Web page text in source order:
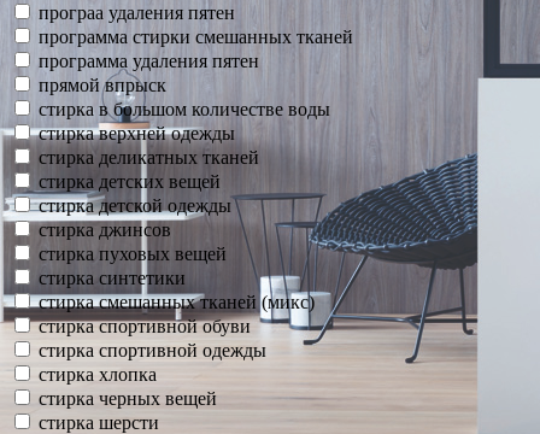
програа удаления пятен
программа стирки смешанных тканей
программа удаления пятен
прямой впрыск
стирка в большом количестве воды
стирка верхней одежды
стирка деликатных тканей
стирка детских вещей
стирка детской одежды
стирка джинсов
стирка пуховых вещей
стирка синтетики
стирка смешанных тканей (микс)
стирка спортивной обуви
стирка спортивной одежды
стирка хлопка
стирка черных вещей
стирка шерсти